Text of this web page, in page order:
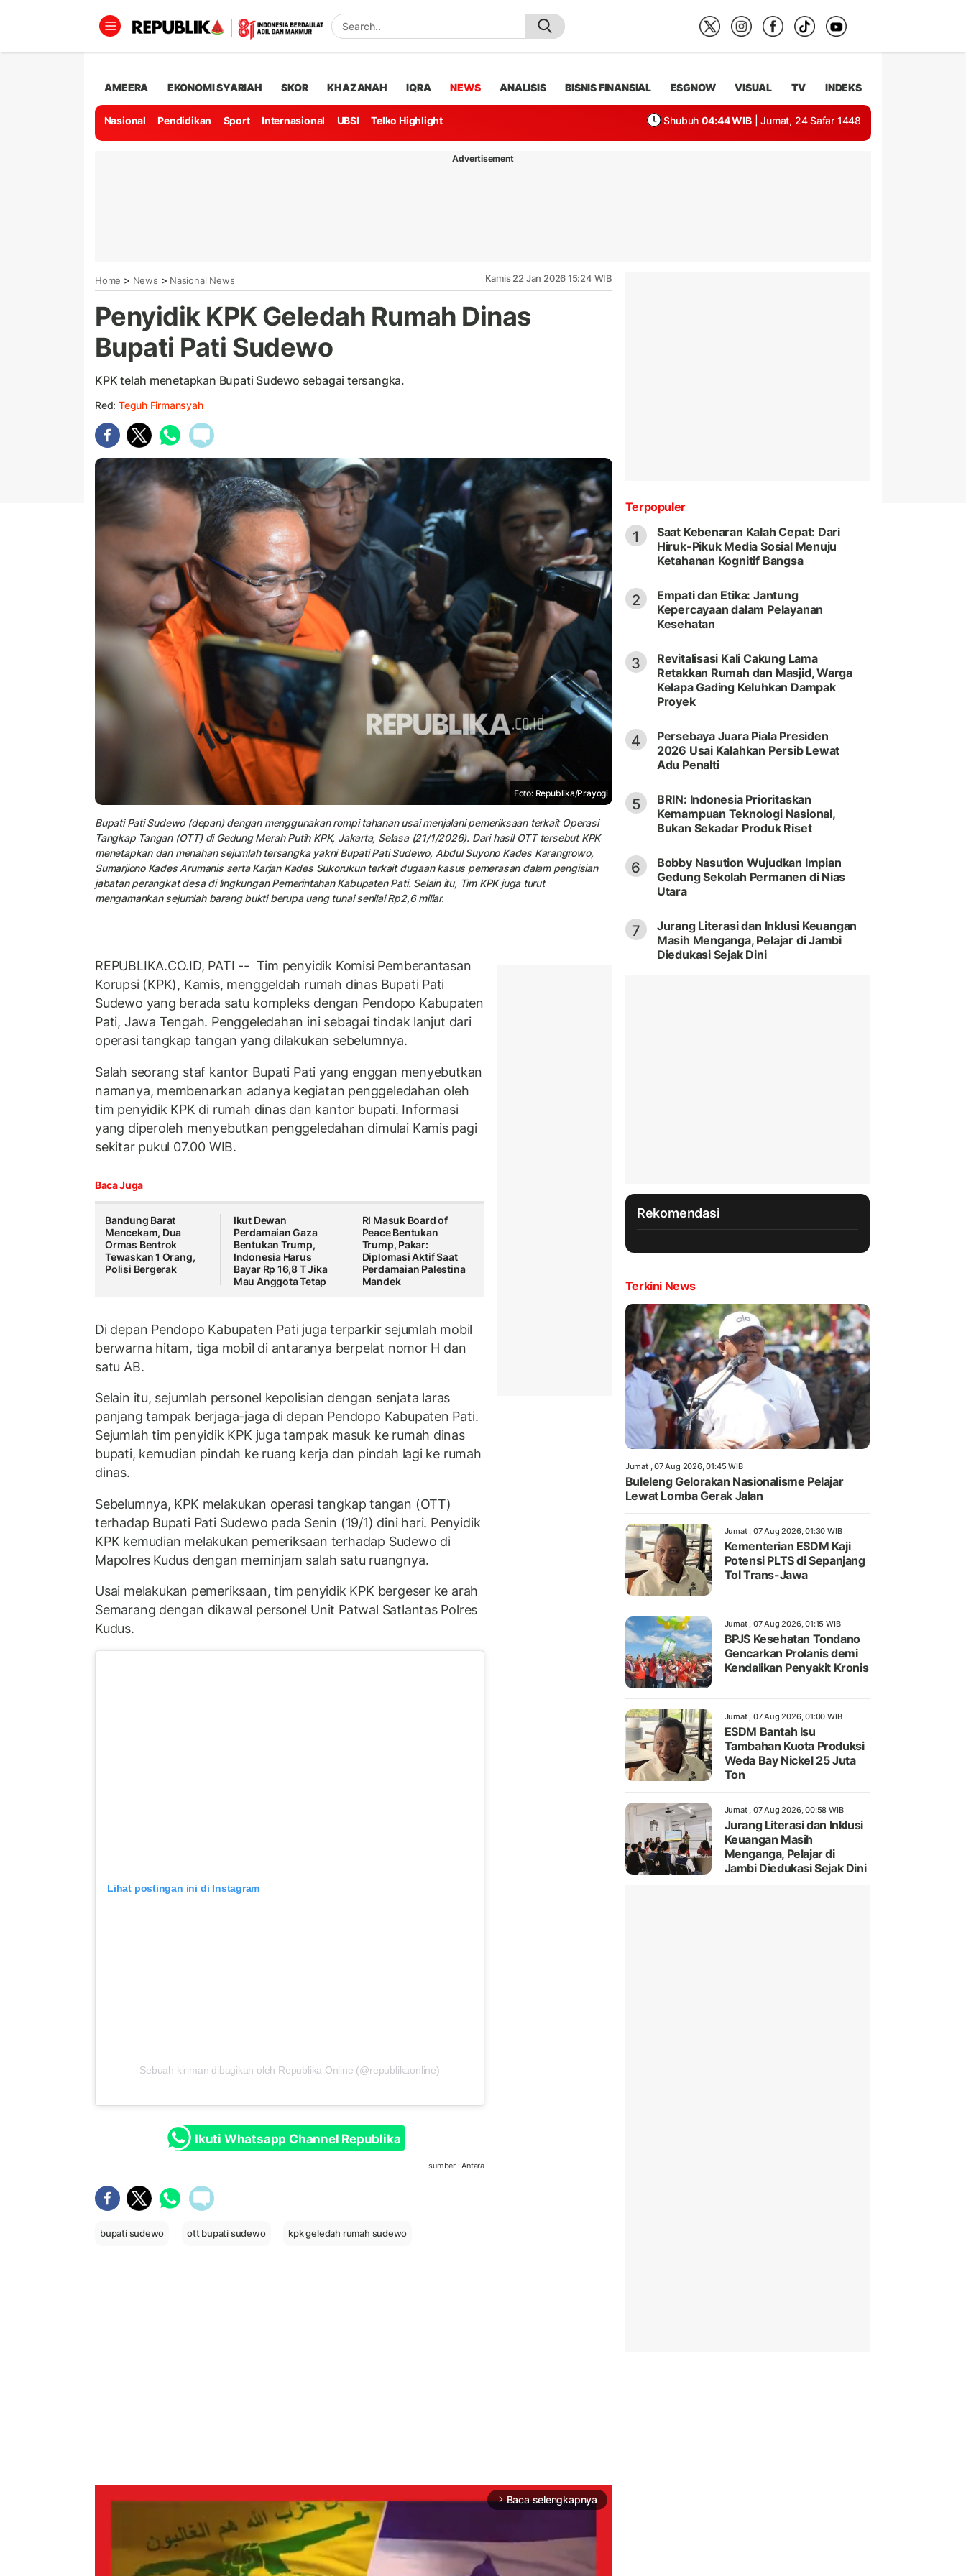
AMEERA EKONOMI SYARIAH SKOR KHAZANAH IQRA NEWS ANALISIS BISNIS FINANSIAL ESGNOW VISUAL TV INDEKS
Nasional Pendidikan Sport Internasional UBSI Telko Highlight Shubuh 04:44 WIB | Jumat, 24 Safar 1448
Advertisement
Home > News > Nasional News Kamis 22 Jan 2026 15:24 WIB
Penyidik KPK Geledah Rumah Dinas
Bupati Pati Sudewo
KPK telah menetapkan Bupati Sudewo sebagai tersangka.
Red: Teguh Firmansyah
Foto: Republika/Prayogi
Bupati Pati Sudewo (depan) dengan menggunakan rompi tahanan usai menjalani pemeriksaan terkait Operasi
Tangkap Tangan (OTT) di Gedung Merah Putih KPK, Jakarta, Selasa (21/1/2026). Dari hasil OTT tersebut KPK
menetapkan dan menahan sejumlah tersangka yakni Bupati Pati Sudewo, Abdul Suyono Kades Karangrowo,
Sumarjiono Kades Arumanis serta Karjan Kades Sukorukun terkait dugaan kasus pemerasan dalam pengisian
jabatan perangkat desa di lingkungan Pemerintahan Kabupaten Pati. Selain itu, Tim KPK juga turut
mengamankan sejumlah barang bukti berupa uang tunai senilai Rp2,6 miliar.
REPUBLIKA.CO.ID, PATI -- Tim penyidik Komisi Pemberantasan
Korupsi (KPK), Kamis, menggeldah rumah dinas Bupati Pati
Sudewo yang berada satu kompleks dengan Pendopo Kabupaten
Pati, Jawa Tengah. Penggeledahan ini sebagai tindak lanjut dari
operasi tangkap tangan yang dilakukan sebelumnya.
Salah seorang staf kantor Bupati Pati yang enggan menyebutkan
namanya, membenarkan adanya kegiatan penggeledahan oleh
tim penyidik KPK di rumah dinas dan kantor bupati. Informasi
yang diperoleh menyebutkan penggeledahan dimulai Kamis pagi
sekitar pukul 07.00 WIB.
Baca Juga
Bandung Barat
Mencekam, Dua
Ormas Bentrok
Tewaskan 1 Orang,
Polisi Bergerak
Ikut Dewan
Perdamaian Gaza
Bentukan Trump,
Indonesia Harus
Bayar Rp 16,8 T Jika
Mau Anggota Tetap
RI Masuk Board of
Peace Bentukan
Trump, Pakar:
Diplomasi Aktif Saat
Perdamaian Palestina
Mandek
Di depan Pendopo Kabupaten Pati juga terparkir sejumlah mobil
berwarna hitam, tiga mobil di antaranya berpelat nomor H dan
satu AB.
Selain itu, sejumlah personel kepolisian dengan senjata laras
panjang tampak berjaga-jaga di depan Pendopo Kabupaten Pati.
Sejumlah tim penyidik KPK juga tampak masuk ke rumah dinas
bupati, kemudian pindah ke ruang kerja dan pindah lagi ke rumah
dinas.
Sebelumnya, KPK melakukan operasi tangkap tangan (OTT)
terhadap Bupati Pati Sudewo pada Senin (19/1) dini hari. Penyidik
KPK kemudian melakukan pemeriksaan terhadap Sudewo di
Mapolres Kudus dengan meminjam salah satu ruangnya.
Usai melakukan pemeriksaan, tim penyidik KPK bergeser ke arah
Semarang dengan dikawal personel Unit Patwal Satlantas Polres
Kudus.
Lihat postingan ini di Instagram
Sebuah kiriman dibagikan oleh Republika Online (@republikaonline)
Ikuti Whatsapp Channel Republika
sumber : Antara
bupati sudewo ott bupati sudewo kpk geledah rumah sudewo
arrow_forward_ios Baca selengkapnya
Terpopuler
1
Saat Kebenaran Kalah Cepat: Dari
Hiruk-Pikuk Media Sosial Menuju
Ketahanan Kognitif Bangsa
2
Empati dan Etika: Jantung
Kepercayaan dalam Pelayanan
Kesehatan
3
Revitalisasi Kali Cakung Lama
Retakkan Rumah dan Masjid, Warga
Kelapa Gading Keluhkan Dampak
Proyek
4
Persebaya Juara Piala Presiden
2026 Usai Kalahkan Persib Lewat
Adu Penalti
5
BRIN: Indonesia Prioritaskan
Kemampuan Teknologi Nasional,
Bukan Sekadar Produk Riset
6
Bobby Nasution Wujudkan Impian
Gedung Sekolah Permanen di Nias
Utara
7
Jurang Literasi dan Inklusi Keuangan
Masih Menganga, Pelajar di Jambi
Diedukasi Sejak Dini
Rekomendasi
Terkini News
Jumat , 07 Aug 2026, 01:45 WIB
Buleleng Gelorakan Nasionalisme Pelajar
Lewat Lomba Gerak Jalan
Jumat , 07 Aug 2026, 01:30 WIB
Kementerian ESDM Kaji
Potensi PLTS di Sepanjang
Tol Trans-Jawa
Jumat , 07 Aug 2026, 01:15 WIB
BPJS Kesehatan Tondano
Gencarkan Prolanis demi
Kendalikan Penyakit Kronis
Jumat , 07 Aug 2026, 01:00 WIB
ESDM Bantah Isu
Tambahan Kuota Produksi
Weda Bay Nickel 25 Juta
Ton
Jumat , 07 Aug 2026, 00:58 WIB
Jurang Literasi dan Inklusi
Keuangan Masih
Menganga, Pelajar di
Jambi Diedukasi Sejak Dini